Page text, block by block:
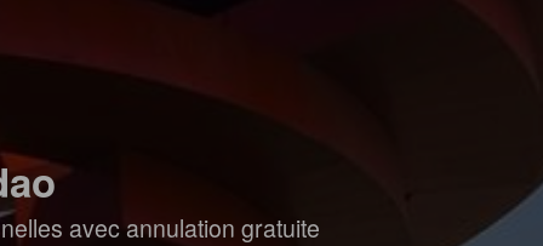
avec annulation gratuite